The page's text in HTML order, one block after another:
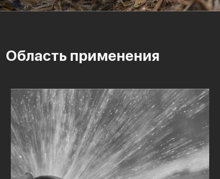
Область применения